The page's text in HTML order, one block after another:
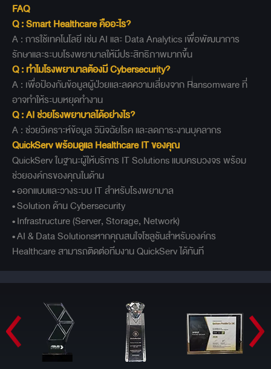
FAQ
Q : Smart Healthcareคืออะไร?
A : การใช้เทคโนโลยี เช่น AI และ Data Analytics เพื่อพัฒนาการ
รักษาและระบบโรงพยาบาลให้มีประสิทธิภาพมากขึ้น
Q :ทำไมโรงพยาบาลต้องมี Cybersecurity?
A : เพื่อป้องกันข้อมูลผู้ป่วยและลดความเสี่ยงจาก Ransomware ที่
อาจทำให้ระบบหยุดทำงาน
Q : AIช่วยโรงพยาบาลได้อย่างไร?
A : ช่วยวิเคราะห์ข้อมูล วินิจฉัยโรค และลดภาระงานบุคลากร
QuickServพร้อมดูแล Healthcare ITของคุณ
QuickServ ในฐานะผู้ให้บริการ IT Solutions แบบครบวงจร พร้อม
ช่วยองค์กรของคุณในด้าน
• ออกแบบและวางระบบ IT สำหรับโรงพยาบาล
• Solution ด้าน Cybersecurity
• Infrastructure (Server, Storage, Network)
• AI & Data Solutionsหากคุณสนใจโซลูชันสำหรับองค์กร
Healthcare สามารถติดต่อทีมงาน QuickServ ได้ทันที